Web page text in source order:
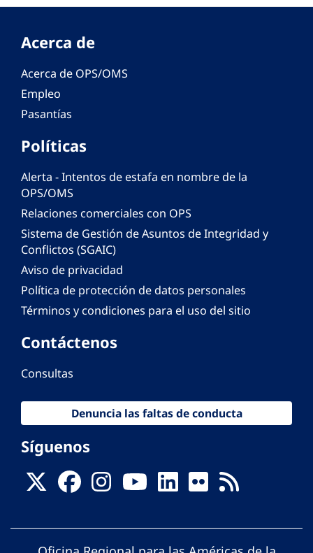
Acerca de
Acerca de OPS/OMS
Empleo
Pasantías
Políticas
Alerta - Intentos de estafa en nombre de la
OPS/OMS
Relaciones comerciales con OPS
Sistema de Gestión de Asuntos de Integridad y
Conflictos (SGAIC)
Aviso de privacidad
Política de protección de datos personales
Términos y condiciones para el uso del sitio
Contáctenos
Consultas
Denuncia las faltas de conducta
Síguenos